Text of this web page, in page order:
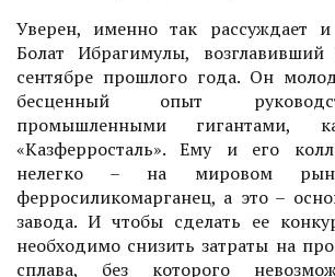
Уверен, именно так рассуждает
Болат Ибрагимулы,
сентябре прошлого года. Он
бесценный опыт
промышленными гигантами,
«Казферросталь». Ему и его
нелегко – на мировом
ферросиликомарганец, а это –
завода. И чтобы сделать ее
необходимо снизить затраты на
сплава, без которого